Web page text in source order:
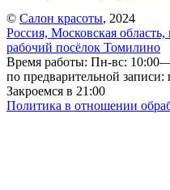
© Салон красоты, 2024
Россия, Московская
рабочий посёлок Томилино
Время работы: Пн-вс:
по предварительной записи:
Закроемся в 21:00
Политика в отношении